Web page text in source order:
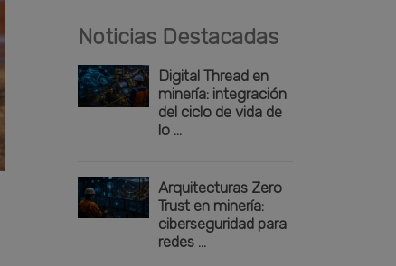
Noticias Destacadas
Digital Thread en
minería: integración
del ciclo de vida de
lo ...
Arquitecturas Zero
Trust en minería:
ciberseguridad para
redes ...